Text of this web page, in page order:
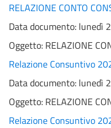
RELAZIONE CONTO
Data documento: lunedì
Oggetto: RELAZIONE
Relazione Consuntivo
Data documento: lunedì
Oggetto: RELAZIONE
Relazione Consuntivo